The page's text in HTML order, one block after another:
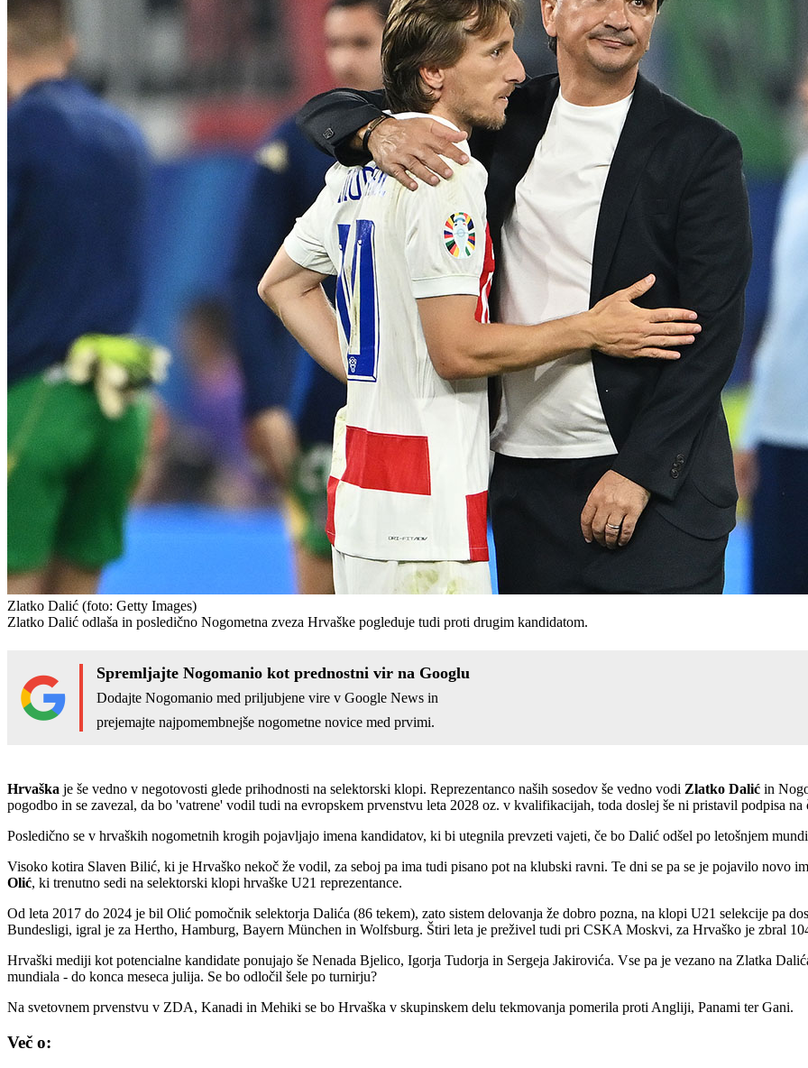
Zlatko Dalić (foto: Getty Images)
Zlatko Dalić odlaša in posledično Nogometna zveza Hrvaške pogleduje tudi proti drugim kandidatom.
Spremljajte Nogomanio kot prednostni vir na Googlu
Dodajte Nogomanio med priljubjene vire v Google News in
prejemajte najpomembnejše nogometne novice med prvimi.
Hrvaška je še vedno v negotovosti glede prihodnosti na selektorski klopi. Reprezentanco naših sosedov še vedno vodi Zlatko Dalić in
pogodbo in se zavezal, da bo 'vatrene' vodil tudi na evropskem prvenstvu leta 2028 oz. v kvalifikacijah, toda doslej še ni pristavil podpisa na
Posledično se v hrvaških nogometnih krogih pojavljajo imena kandidatov, ki bi utegnila prevzeti vajeti, če bo Dalić odšel po letošnjem
Visoko kotira Slaven Bilić, ki je Hrvaško nekoč že vodil, za seboj pa ima tudi pisano pot na klubski ravni. Te dni se pa se je pojavilo novo
Olić, ki trenutno sedi na selektorski klopi hrvaške U21 reprezentance.
Od leta 2017 do 2024 je bil Olić pomočnik selektorja Dalića (86 tekem), zato sistem delovanja že dobro pozna, na klopi U21 selekcije pa
Bundesligi, igral je za Hertho, Hamburg, Bayern München in Wolfsburg. Štiri leta je preživel tudi pri CSKA Moskvi, za Hrvaško je zbral
Hrvaški mediji kot potencialne kandidate ponujajo še Nenada Bjelico, Igorja Tudorja in Sergeja Jakirovića. Vse pa je vezano na Zlatka
mundiala - do konca meseca julija. Se bo odločil šele po turnirju?
Na svetovnem prvenstvu v ZDA, Kanadi in Mehiki se bo Hrvaška v skupinskem delu tekmovanja pomerila proti Angliji, Panami ter Gani.
Več o: